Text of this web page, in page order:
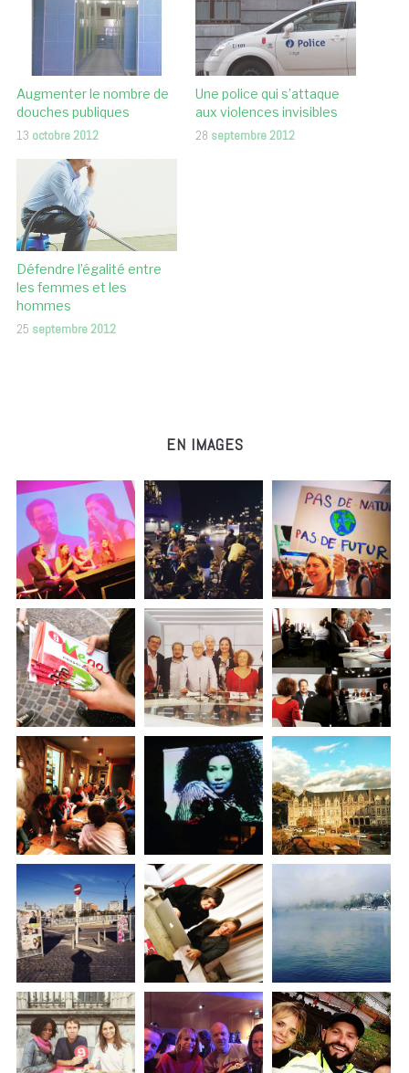
Augmenter le nombre de
douches publiques
13 octobre 2012
Une police qui s’attaque
aux violences invisibles
28 septembre 2012
Défendre l’égalité entre
les femmes et les
hommes
25 septembre 2012
EN IMAGES